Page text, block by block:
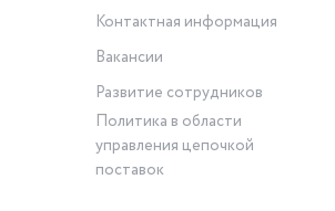
Контактная информация
Вакансии
Развитие сотрудников
Политика в области
управления цепочкой
поставок